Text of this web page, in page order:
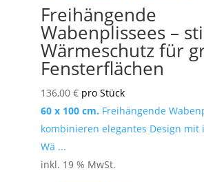
Freihängende
Wabenplissees –
Wärmeschutz für
Fensterflächen
136,00 € pro Stück
60 x 100 cm. Freihängende
kombinieren elegantes Design mit
Wä ...
inkl. 19 % MwSt.